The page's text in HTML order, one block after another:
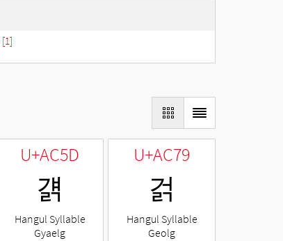
[1]
U+AC5D
걝
Hangul Syllable
Gyaelg
U+AC79
걹
Hangul Syllable
Geolg